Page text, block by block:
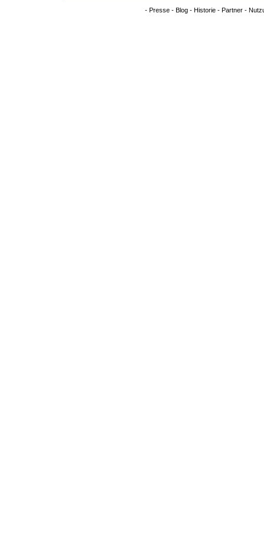
- Presse- Blog- Historie- Partner-